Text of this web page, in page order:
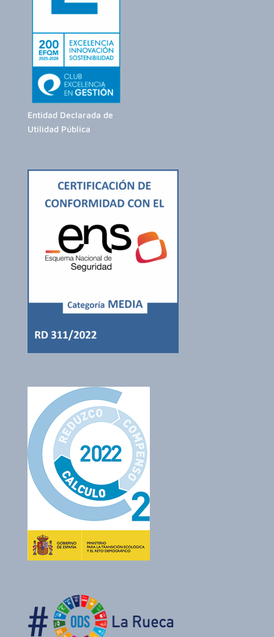
Entidad Declarada de
Utilidad Pública